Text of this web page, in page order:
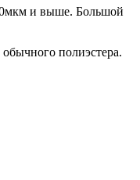
и выше. Большой
полиэстера.